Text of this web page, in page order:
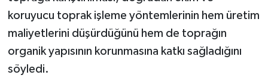
koruyucu toprak işleme yöntemlerinin hem üretim
maliyetlerini düşürdüğünü hem de toprağın
organik yapısının korunmasına katkı sağladığını
söyledi.